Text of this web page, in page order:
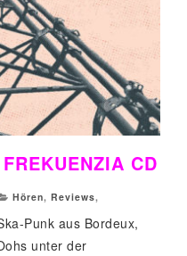
CD
Hören, Reviews,
Punk aus Bordeux,
unter der